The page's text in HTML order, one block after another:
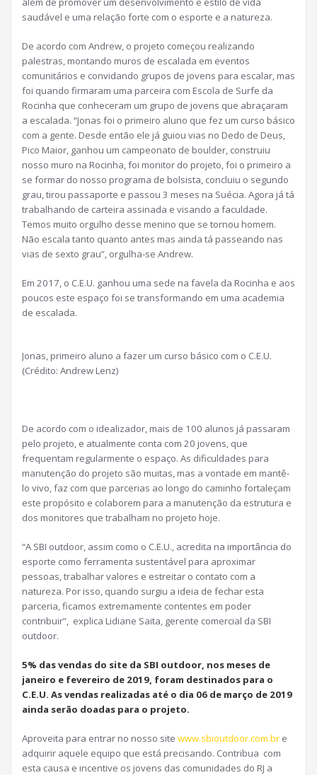
saudável e uma relação forte com o esporte e a natureza.
De acordo com Andrew, o projeto começou realizando
palestras, montando muros de escalada em eventos
comunitários e convidando grupos de jovens para escalar, mas
foi quando firmaram uma parceira com Escola de Surfe da
Rocinha que conheceram um grupo de jovens que abraçaram
a escalada. “Jonas foi o primeiro aluno que fez um curso básico
com a gente. Desde então ele já guiou vias no Dedo de Deus,
Pico Maior, ganhou um campeonato de boulder, construiu
nosso muro na Rocinha, foi monitor do projeto, foi o primeiro a
se formar do nosso programa de bolsista, concluiu o segundo
grau, tirou passaporte e passou 3 meses na Suécia. Agora já tá
trabalhando de carteira assinada e visando a faculdade.
Temos muito orgulho desse menino que se tornou homem.
Não escala tanto quanto antes mas ainda tá passeando nas
vias de sexto grau”, orgulha-se Andrew.
Em 2017, o C.E.U. ganhou uma sede na favela da Rocinha e aos
poucos este espaço foi se transformando em uma academia
de escalada.
Jonas, primeiro aluno a fazer um curso básico com o C.E.U.
(Crédito: Andrew Lenz)
De acordo com o idealizador, mais de 100 alunos já passaram
pelo projeto, e atualmente conta com 20 jovens, que
frequentam regularmente o espaço. As dificuldades para
manutenção do projeto são muitas, mas a vontade em mantê-
lo vivo, faz com que parcerias ao longo do caminho fortaleçam
este propósito e colaborem para a manutenção da estrutura e
dos monitores que trabalham no projeto hoje.
“A SBI outdoor, assim como o C.E.U., acredita na importância do
esporte como ferramenta sustentável para aproximar
pessoas, trabalhar valores e estreitar o contato com a
natureza. Por isso, quando surgiu a ideia de fechar esta
parceria, ficamos extremamente contentes em poder
contribuir”, explica Lidiane Saita, gerente comercial da SBI
outdoor.
5% das vendas do site da SBI outdoor, nos meses de
janeiro e fevereiro de 2019, foram destinados para o
C.E.U. As vendas realizadas até o dia 06 de março de 2019
ainda serão doadas para o projeto.
Aproveita para entrar no nosso site www.sbioutdoor.com.br e
adquirir aquele equipo que está precisando. Contribua com
esta causa e incentive os jovens das comunidades do RJ a